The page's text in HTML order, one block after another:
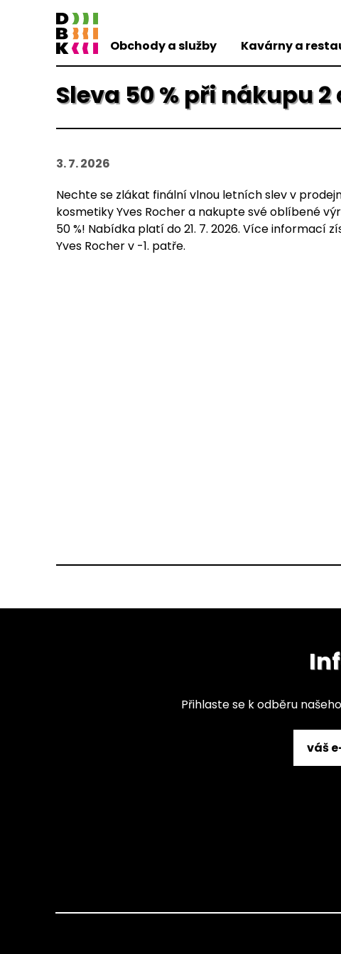
Obchody a služby Kavárny a
Sleva 50 % při nákupu
3. 7. 2026
Nechte se zlákat finální vlnou letních slev v
kosmetiky Yves Rocher a nakupte své oblíbené
50 %! Nabídka platí do 21. 7. 2026. Více informací
Yves Rocher v -1. patře.
Přihlaste se k odběru